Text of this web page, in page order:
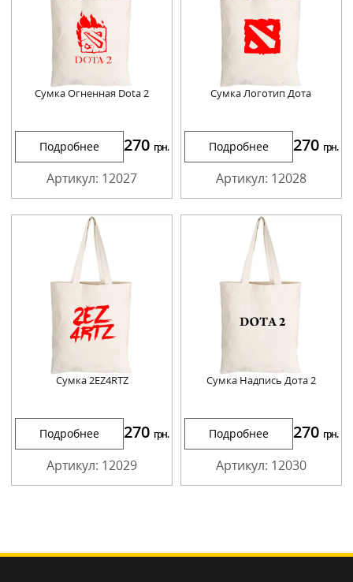
Сумка Огненная Dota 2
Подробнее 270 грн.
Артикул: 12027
Сумка Логотип Дота
Подробнее 270 грн.
Артикул: 12028
Сумка 2EZ4RTZ
Подробнее 270 грн.
Артикул: 12029
Сумка Надпись Дота 2
Подробнее 270 грн.
Артикул: 12030